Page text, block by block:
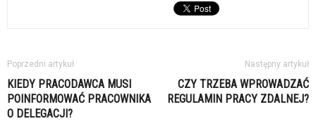
Poprzedni artykuł
KIEDY PRACODAWCA MUSI
POINFORMOWAĆ PRACOWNIKA
O DELEGACJI?
Następny artykuł
CZY TRZEBA WPROWADZAĆ
REGULAMIN PRACY ZDALNEJ?